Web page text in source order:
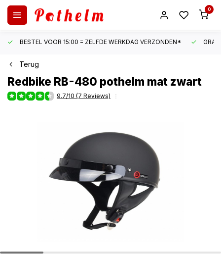
0
BESTEL VOOR 15:00 = ZELFDE WERKDAG VERZONDEN*
Terug
Redbike RB-480 pothelm mat zwart
9.7/10 (7 Reviews)